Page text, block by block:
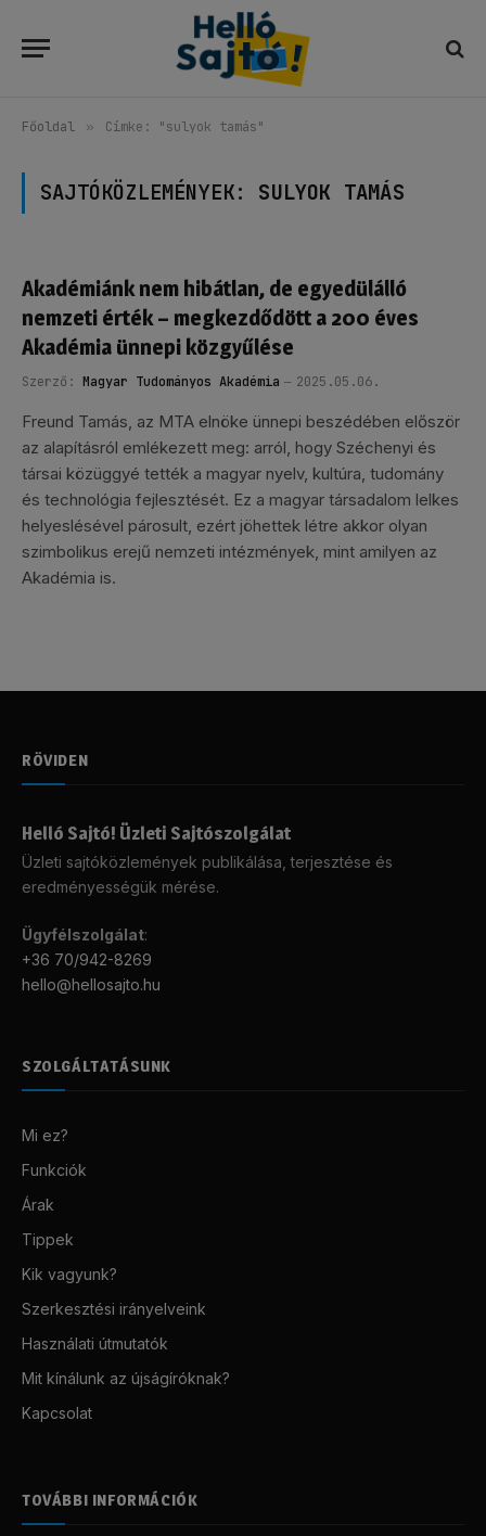
Főoldal » Címke: "sulyok tamás"
SAJTÓKÖZLEMÉNYEK: SULYOK TAMÁS
Akadémiánk nem hibátlan, de egyedülálló
nemzeti érték – megkezdődött a 200 éves
Akadémia ünnepi közgyűlése
Szerző: Magyar Tudományos Akadémia 2025.05.06.
Freund Tamás, az MTA elnöke ünnepi beszédében először
az alapításról emlékezett meg: arról, hogy Széchenyi és
társai közüggyé tették a magyar nyelv, kultúra, tudomány
és technológia fejlesztését. Ez a magyar társadalom lelkes
helyeslésével párosult, ezért jöhettek létre akkor olyan
szimbolikus erejű nemzeti intézmények, mint amilyen az
Akadémia is.
RÖVIDEN
Helló Sajtó! Üzleti Sajtószolgálat
Üzleti sajtóközlemények publikálása, terjesztése és
eredményességük mérése.
Ügyfélszolgálat:
+36 70/942-8269
hello@hellosajto.hu
SZOLGÁLTATÁSUNK
Mi ez?
Funkciók
Árak
Tippek
Kik vagyunk?
Szerkesztési irányelveink
Használati útmutatók
Mit kínálunk az újságíróknak?
Kapcsolat
TOVÁBBI INFORMÁCIÓK